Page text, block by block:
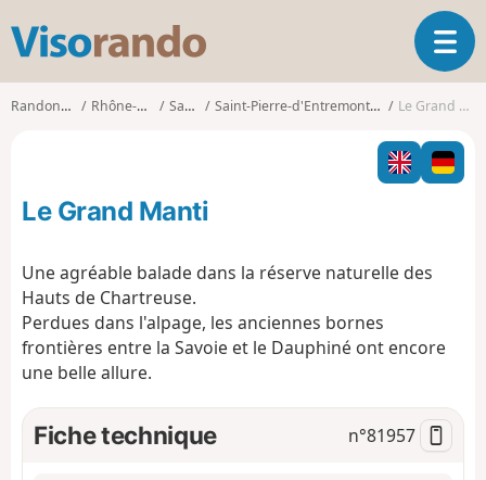
s
o
o
O
u
i
r
l
a
o
Randonnées Rhône-Alpes Savoie Saint-Pierre-d'Entremont (Savoie) Le Grand Manti
Le Grand Manti
Une agréable balade dans la réserve naturelle des
Hauts de Chartreuse.
Perdues dans l'alpage, les anciennes bornes
frontières entre la Savoie et le Dauphiné ont encore
une belle allure.
Fiche technique n°81957